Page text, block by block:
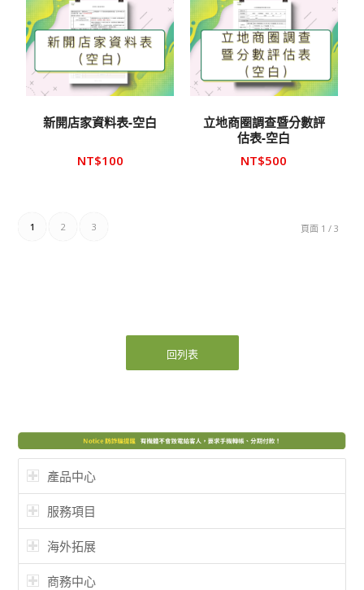
新開店家資料表-空白
NT$100
立地商圈調查暨分數評
估表-空白
NT$500
頁面 1 / 3
1 2 3
回列表
產品中心
服務項目
海外拓展
商務中心